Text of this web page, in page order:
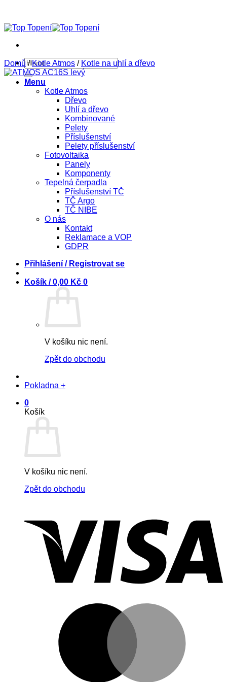
obsah
Hledat:
Menu
Kotle Atmos
Dřevo
Uhlí a dřevo
Kombinované
Pelety
Příslušenství
Pelety příslušenství
Fotovoltaika
Panely
Komponenty
Tepelná čerpadla
Příslušenství TČ
TČ Argo
TČ NIBE
O nás
Kontakt
Reklamace a VOP
GDPR
Přihlášení / Registrovat se
Košík /0,00 Kč 0
V košíku nic není.
Zpět do obchodu
Pokladna +
0
Košík
V košíku nic není.
Zpět do obchodu
Domů / Kotle Atmos / Kotle na uhlí a dřevo